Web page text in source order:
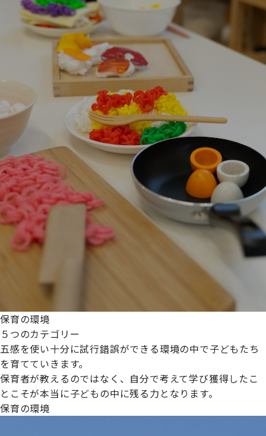
保育の環境
５つのカテゴリー
五感を使い十分に試行錯誤ができる環境の中で子どもたち
を育てていきます。
保育者が教えるのではなく、自分で考えて学び獲得したこ
とこそが本当に子どもの中に残る力となります。
保育の環境